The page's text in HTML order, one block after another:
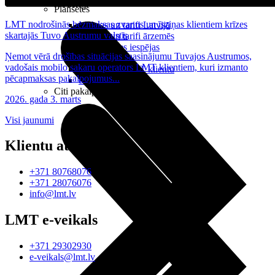
Maksas un tarifi Latvijā
Maksas un tarifi ārzemēs
LMT Kartes iespējas
Kur nopirkt
Kā kļūt par LMT klientu
eSIM tehnoloģija
Citi pakalpojumi
Planšetes
LMT nodrošinās bezmaksas zvanus un īsziņas klientiem krīzes
skartajās Tuvo Austrumu valstīs
Ņemot vērā drošības situācijas saasinājumu Tuvajos Austrumos,
vadošais mobilo sakaru operators LMT klientiem, kuri izmanto
pēcapmaksas pakalpojumus...
2026. gada 3. marts
Visi jaunumi
Klientu atbalsts
+371 80768076
+371 28076076
info@lmt.lv
LMT e-veikals
+371 29302930
e-veikals@lmt.lv